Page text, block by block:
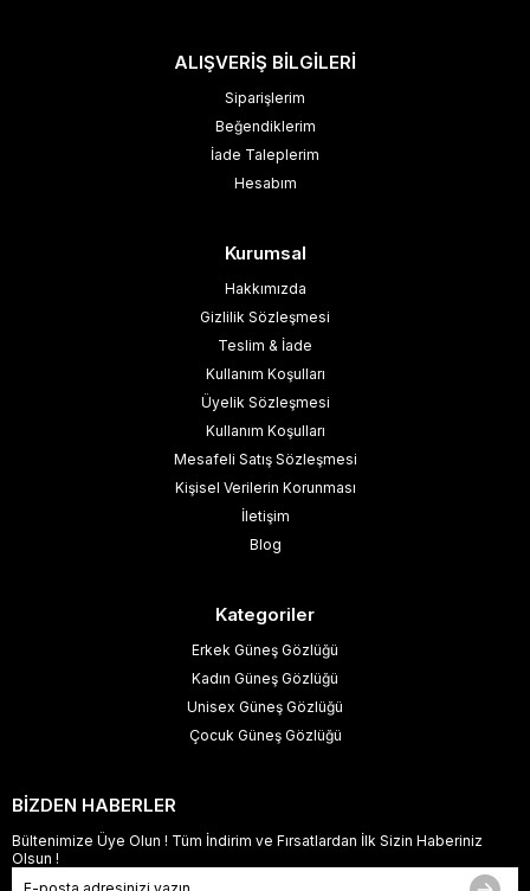
ALIŞVERİŞ BİLGİLERİ
Siparişlerim
Beğendiklerim
İade Taleplerim
Hesabım
Kurumsal
Hakkımızda
Gizlilik Sözleşmesi
Teslim & İade
Kullanım Koşulları
Üyelik Sözleşmesi
Kullanım Koşulları
Mesafeli Satış Sözleşmesi
Kişisel Verilerin Korunması
İletişim
Blog
Kategoriler
Erkek Güneş Gözlüğü
Kadın Güneş Gözlüğü
Unisex Güneş Gözlüğü
Çocuk Güneş Gözlüğü
BİZDEN HABERLER
Bültenimize Üye Olun ! Tüm İndirim ve Fırsatlardan İlk Sizin Haberiniz
Olsun !